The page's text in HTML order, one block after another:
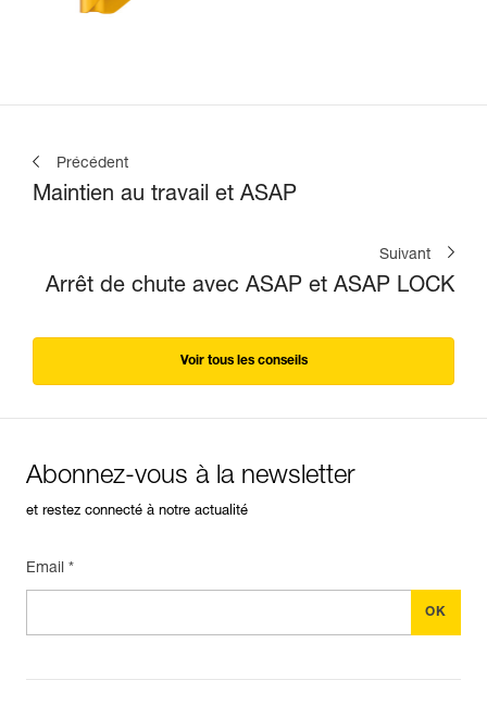
Précédent
Maintien au travail et ASAP
Suivant
Arrêt de chute avec ASAP et ASAP LOCK
Voir tous les conseils
Abonnez-vous à la newsletter
et restez connecté à notre actualité
Email *